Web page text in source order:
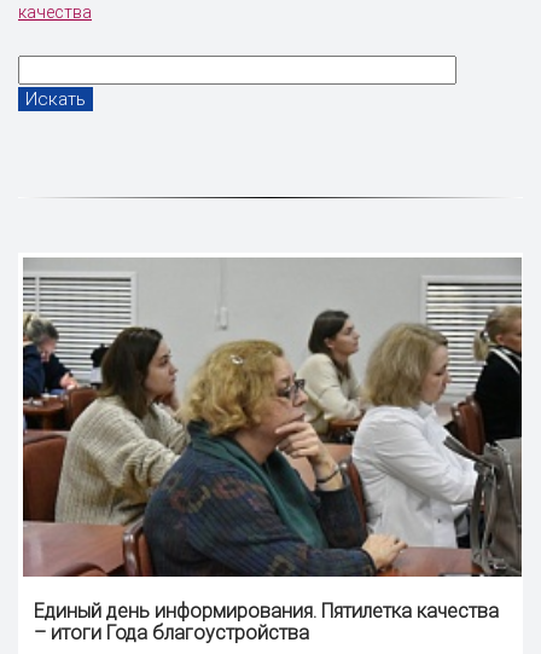
качества
Единый день информирования. Пятилетка качества
– итоги Года благоустройства